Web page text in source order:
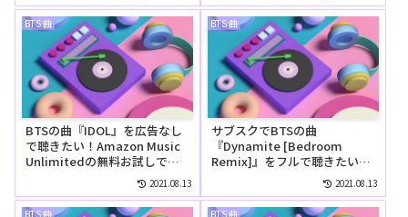
BTS 曲
BTSの曲『IDOL』を広告なし
で聴きたい！Amazon Music
Unlimitedの無料お試しでリ
2021.08.13
BTS 曲
サブスクでBTSの曲
『Dynamite [Bedroom
Remix]』をフルで聴きたい！
Amazon Music Unlimitedで
は無料で聴ける？
2021.08.13
BTS 曲 BTS 曲